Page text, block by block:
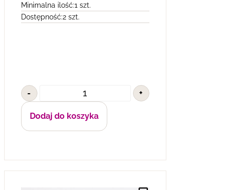
Minimalna ilość:1 szt.
Dostępność:2 szt.
- +
Dodaj do koszyka